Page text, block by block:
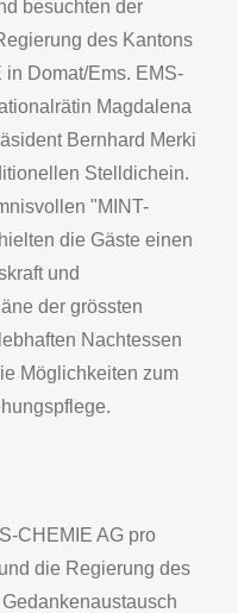
besuchten der
des Kantons
Domat/Ems. EMS-
Magdalena
Bernhard Merki
Stelldichein.
"MINT-
die Gäste einen
und
der grössten
Nachtessen
Möglichkeiten zum
CHEMIE AG pro
die Regierung des